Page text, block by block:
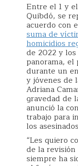
Entre el 1 y
Quibdó, se
acuerdo con
suma de
homicidios
de 2022 y los
panorama, el
durante un
y jóvenes de
Adriana
gravedad de
anunció la
trabajo para
los
“Les quiero
de la
siempre ha